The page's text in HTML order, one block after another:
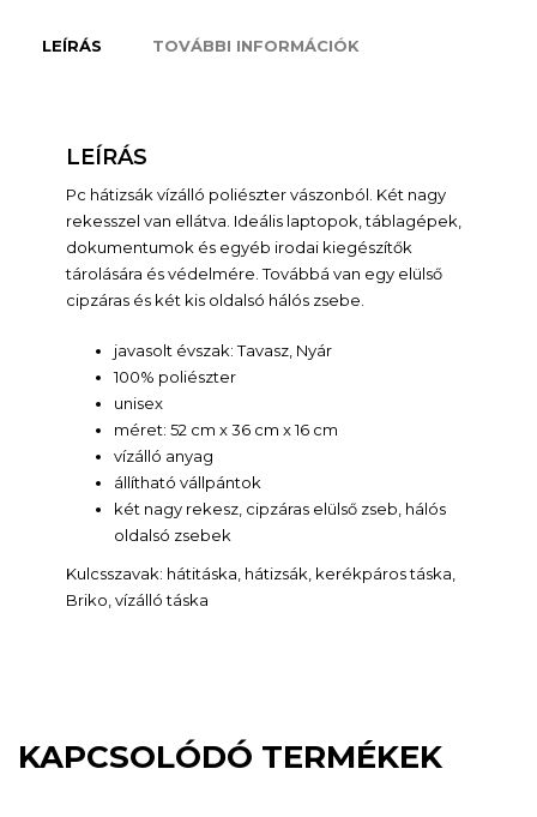
LEÍRÁS TOVÁBBI INFORMÁCIÓK
LEÍRÁS
Pc hátizsák vízálló poliészter vászonból. Két nagy
rekesszel van ellátva. Ideális laptopok, táblagépek,
dokumentumok és egyéb irodai kiegészítők
tárolására és védelmére. Továbbá van egy elülső
cipzáras és két kis oldalsó hálós zsebe.
javasolt évszak: Tavasz, Nyár
100% poliészter
unisex
méret: 52 cm x 36 cm x 16 cm
vízálló anyag
állítható vállpántok
két nagy rekesz, cipzáras elülső zseb, hálós
oldalsó zsebek
Kulcsszavak: hátitáska, hátizsák, kerékpáros táska,
Briko, vízálló táska
KAPCSOLÓDÓ TERMÉKEK